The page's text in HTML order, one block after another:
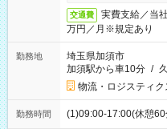
交通費
実費支給／当
万円／月※規定あり
勤務地
埼玉県加須市
加須駅から車10分 /
物流・ロジスティク
勤務時間 (1)09:00-17:00(休憩